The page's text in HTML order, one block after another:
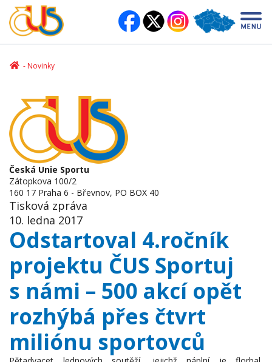
Novinky
Česká Unie Sportu
Zátopkova 100/2
160 17 Praha 6 - Břevnov, PO BOX 40
Tisková zpráva
10. ledna 2017
Odstartoval 4.ročník
projektu ČUS Sportuj
s námi – 500 akcí opět
rozhýbá přes čtvrt
miliónu sportovců